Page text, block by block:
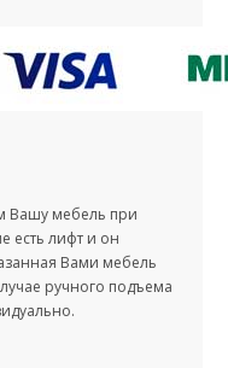
Вашу мебель при
есть лифт и он
Вами мебель
ручного подъема